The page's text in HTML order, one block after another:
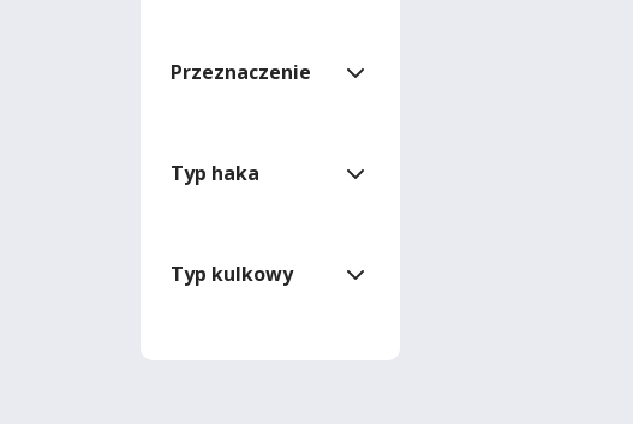
Przeznaczenie
Typ haka
Typ kulkowy